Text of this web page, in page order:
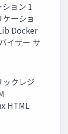
ョン 1
ーショ
Docker
イザー サ
ックレジ
HTML